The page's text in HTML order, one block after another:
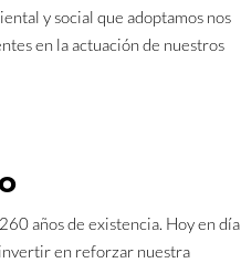
y social que adoptamos nos
en la actuación de nuestros
años de existencia. Hoy en día
en reforzar nuestra